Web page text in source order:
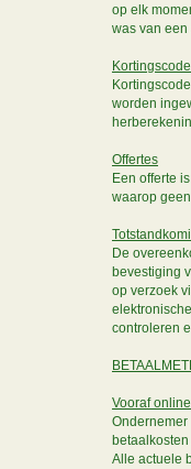
op elk
was van
worden
Offertes
Een offerte
waarop
De
bevestiging
op verzoek
controleren
Vooraf
Alle actuele